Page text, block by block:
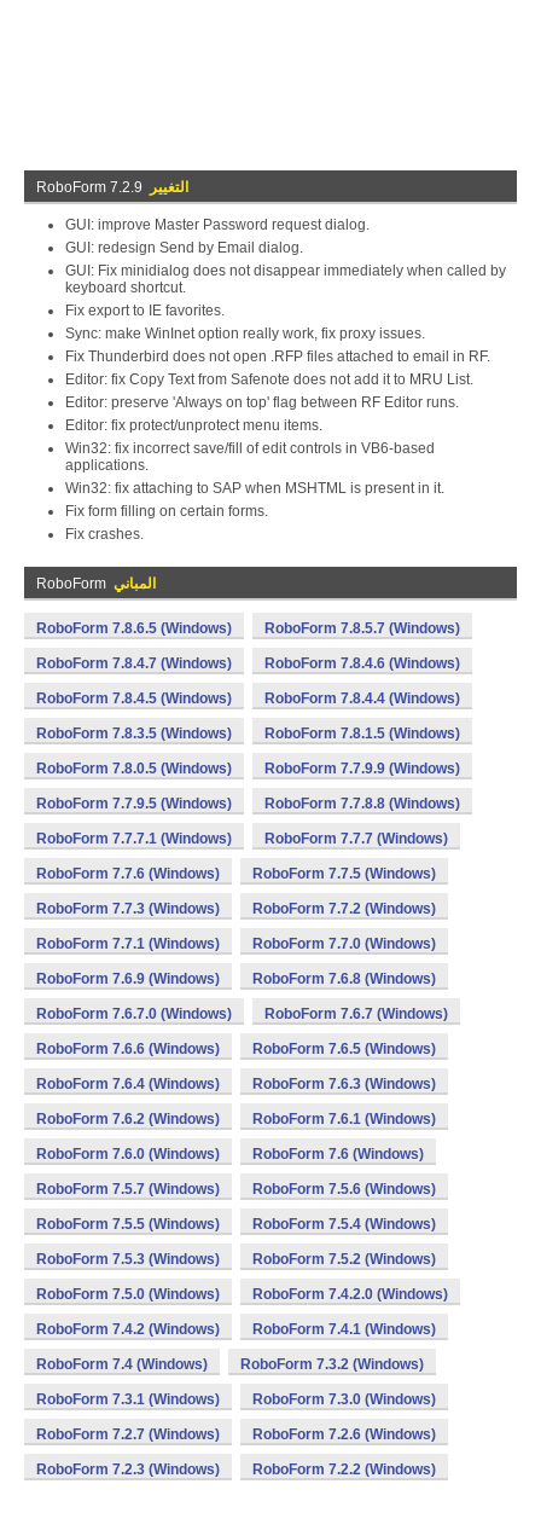
RoboForm 7.2.9 التغيير
GUI: improve Master Password request dialog.
GUI: redesign Send by Email dialog.
GUI: Fix minidialog does not disappear immediately when called by
keyboard shortcut.
Fix export to IE favorites.
Sync: make WinInet option really work, fix proxy issues.
Fix Thunderbird does not open .RFP files attached to email in RF.
Editor: fix Copy Text from Safenote does not add it to MRU List.
Editor: preserve 'Always on top' flag between RF Editor runs.
Editor: fix protect/unprotect menu items.
Win32: fix incorrect save/fill of edit controls in VB6-based
applications.
Win32: fix attaching to SAP when MSHTML is present in it.
Fix form filling on certain forms.
Fix crashes.
RoboForm المباني
RoboForm 7.8.6.5 (Windows) RoboForm 7.8.5.7 (Windows)
RoboForm 7.8.4.7 (Windows) RoboForm 7.8.4.6 (Windows)
RoboForm 7.8.4.5 (Windows) RoboForm 7.8.4.4 (Windows)
RoboForm 7.8.3.5 (Windows) RoboForm 7.8.1.5 (Windows)
RoboForm 7.8.0.5 (Windows) RoboForm 7.7.9.9 (Windows)
RoboForm 7.7.9.5 (Windows) RoboForm 7.7.8.8 (Windows)
RoboForm 7.7.7.1 (Windows) RoboForm 7.7.7 (Windows)
RoboForm 7.7.6 (Windows) RoboForm 7.7.5 (Windows)
RoboForm 7.7.3 (Windows) RoboForm 7.7.2 (Windows)
RoboForm 7.7.1 (Windows) RoboForm 7.7.0 (Windows)
RoboForm 7.6.9 (Windows) RoboForm 7.6.8 (Windows)
RoboForm 7.6.7.0 (Windows) RoboForm 7.6.7 (Windows)
RoboForm 7.6.6 (Windows) RoboForm 7.6.5 (Windows)
RoboForm 7.6.4 (Windows) RoboForm 7.6.3 (Windows)
RoboForm 7.6.2 (Windows) RoboForm 7.6.1 (Windows)
RoboForm 7.6.0 (Windows) RoboForm 7.6 (Windows)
RoboForm 7.5.7 (Windows) RoboForm 7.5.6 (Windows)
RoboForm 7.5.5 (Windows) RoboForm 7.5.4 (Windows)
RoboForm 7.5.3 (Windows) RoboForm 7.5.2 (Windows)
RoboForm 7.5.0 (Windows) RoboForm 7.4.2.0 (Windows)
RoboForm 7.4.2 (Windows) RoboForm 7.4.1 (Windows)
RoboForm 7.4 (Windows) RoboForm 7.3.2 (Windows)
RoboForm 7.3.1 (Windows) RoboForm 7.3.0 (Windows)
RoboForm 7.2.7 (Windows) RoboForm 7.2.6 (Windows)
RoboForm 7.2.3 (Windows) RoboForm 7.2.2 (Windows)